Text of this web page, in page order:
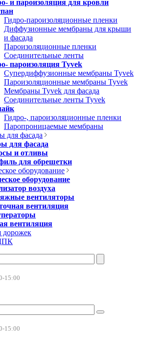
и пароизоляция для кровли
Гидро-пароизоляционные пленки
Диффузионные мембраны для крыши
и фасада
Пароизоляционные пленки
Соединительные ленты
пароизоляция Tyvek
Супердиффузионные мембраны Tyvek
Пароизоляционные мембраны Tyvek
Мембраны Tyvek для фасада
Соединительные ленты Tyvek
Гидро-, пароизоляционные пленки
Паропроницаемые мембраны
для фасада
для фасада
и отливы
для обрешетки
оборудование
оборудование
воздуха
вентиляторы
вентиляция
вентиляция
дорожек
15:00
15:00